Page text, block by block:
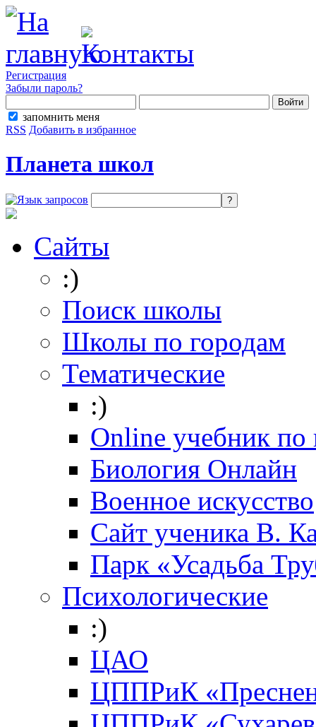
Регистрация
Забыли пароль?
запомнить меня
RSS Добавить в избранное
Планета школ
Сайты
:)
Поиск школы
Школы по городам
Тематические
:)
Online учебник по
Биология Онлайн
Военное искусство
Cайт ученика В.
Парк «Усадьба
Психологические
:)
ЦАО
ЦППРиК